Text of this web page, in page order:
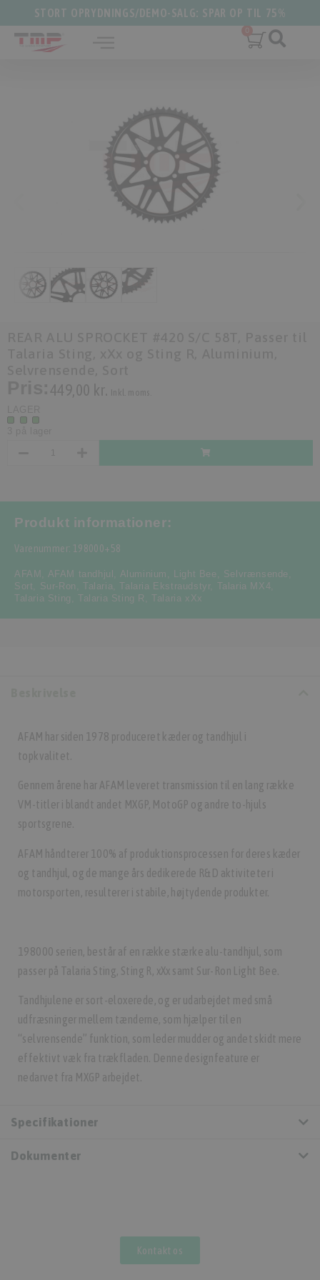
STORT OPRYDNINGS/DEMO-SALG: SPAR OP TIL 75%
Produkt informationer:
Varenummer: 198000+58
AFAM , AFAM tandhjul , Aluminium , Light Bee , Selvrænsende ,
Sort, Sur-Ron , Talaria, Talaria Ekstraudstyr, Talaria MX4 ,
Talaria Sting , Talaria Sting R , Talaria xXx
AFAM har siden 1978 produceret kæder og tandhjul i
topkvalitet.
Gennem årene har AFAM leveret transmission til en lang række
VM-titler i blandt andet MXGP, MotoGP og andre to-hjuls
sportsgrene.
AFAM håndterer 100% af produktionsprocessen for deres kæder
og tandhjul, og de mange års dedikerede R&D aktiviteter i
motorsporten, resulterer i stabile, højtydende produkter.
198000 serien, består af en række stærke alu-tandhjul, som
passer på Talaria Sting, Sting R, xXx samt Sur-Ron Light Bee.
Tandhjulene er sort-eloxerede, og er udarbejdet med små
udfræsninger mellem tænderne, som hjælper til en
“selvrensende” funktion, som leder mudder og andet skidt mere
effektivt væk fra trækfladen. Denne designfeature er
nedarvet fra MXGP arbejdet.
Specifikationer
Dokumenter
Kontakt os